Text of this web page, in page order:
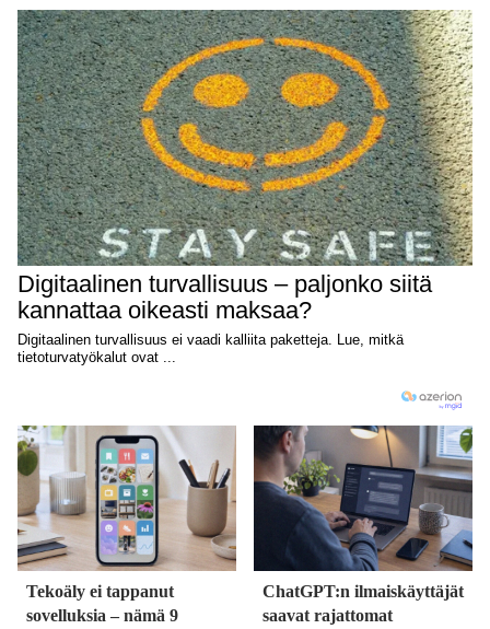
Tekoäly ei tappanut
sovelluksia – nämä 9
ChatGPT:n ilmaiskäyttäjät
saavat rajattomat